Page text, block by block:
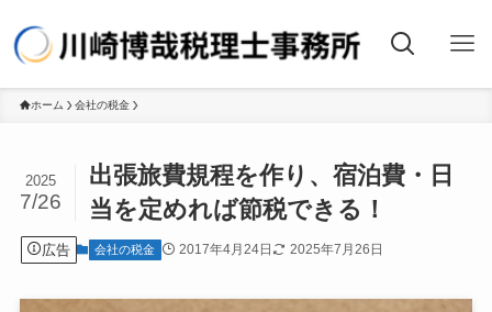
ホーム 会社の税金
出張旅費規程を作り、宿泊費・日
当を定めれば節税できる！
2025
7/26
広告 会社の税金 2017年4月24日 2025年7月26日